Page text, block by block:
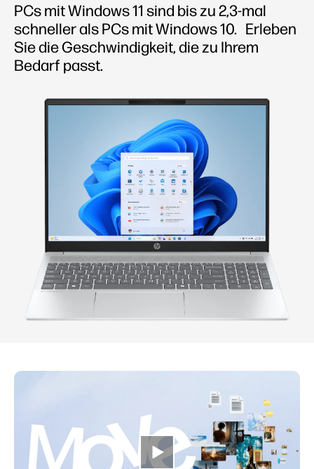
PCs mit Windows 11 sind bis zu 2,3-mal
schneller als PCs mit Windows 10. Erleben
Sie die Geschwindigkeit, die zu Ihrem
Bedarf passt.